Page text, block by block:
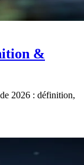
&
2026 : définition,